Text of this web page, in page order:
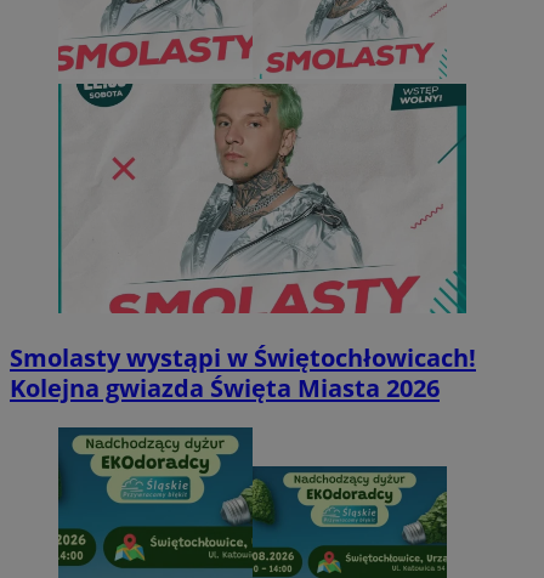
Smolasty wystąpi w Świętochłowicach!
Kolejna gwiazda Święta Miasta 2026